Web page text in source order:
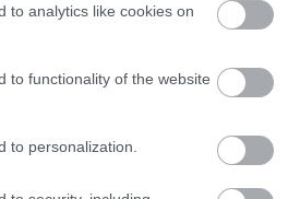
to analytics like cookies on
to functionality of the website
to personalization.